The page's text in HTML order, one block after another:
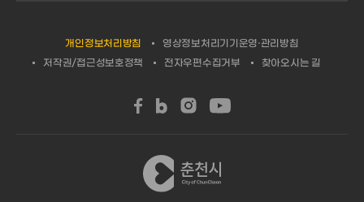
개인정보처리방침
영상정보처리기기운영·관리방침
저작권/접근성보호정책
전자우편수집거부 찾아오시는 길